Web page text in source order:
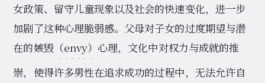
女政策、留守儿童现象以及社会的快速变化，进一步
加剧了这种心理脆弱感。父母对子女的过度期望与潜
在的嫉毁（envy）心理，文化中对权力与成就的推
崇，使得许多男性在追求成功的过程中，无法允许自